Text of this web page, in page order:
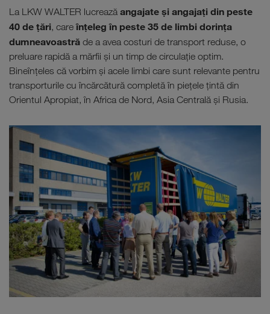
La LKW WALTER lucrează angajate şi angajaţi din peste
40 de țări, careînţeleg în peste 35 de limbi dorinţa
dumneavoastră de a avea costuri de transport reduse, o
preluare rapidă a mărfii şi un timp de circulaţie optim.
Bineînţeles că vorbim şi acele limbi care sunt relevante pentru
transporturile cu încărcătură completă în pieţele ţintă din
Orientul Apropiat, în Africa de Nord, Asia Centrală şi Rusia.